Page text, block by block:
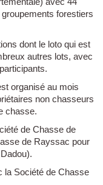
forestiers
dont le loto qui est
autres lots, avec
organisé au mois
non chasseurs
chasse.
de Chasse de
de Rayssac pour
la Société de Chasse